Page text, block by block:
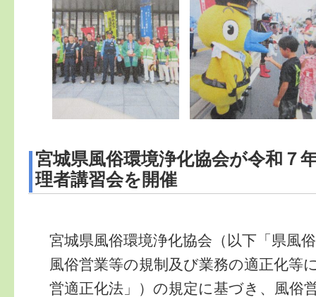
宮城県風俗環境浄化協会が令和７
理者講習会を開催
宮城県風俗環境浄化協会（以下「県風
風俗営業等の規制及び業務の適正化等
営適正化法」）の規定に基づき、風俗